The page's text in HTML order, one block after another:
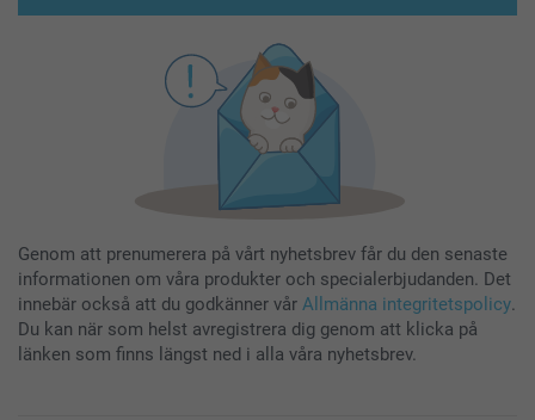
Genom att prenumerera på vårt nyhetsbrev får du den senaste
informationen om våra produkter och specialerbjudanden. Det
innebär också att du godkänner vår Allmänna integritetspolicy.
Du kan när som helst avregistrera dig genom att klicka på
länken som finns längst ned i alla våra nyhetsbrev.